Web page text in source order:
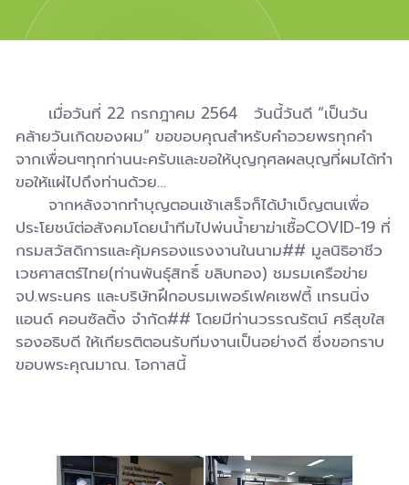
เมื่อวันที่ 22 กรกฎาคม 2564 วันนี้วันดี “เป็นวัน
คล้ายวันเกิดของผม” ขอขอบคุณสำหรับคำอวยพรทุกคำ
จากเพื่อนๆทุกท่านนะครับและขอให้บุญกุศลผลบุญที่ผมได้ทำ
ขอให้แผ่ไปถึงท่านด้วย…
จากหลังจากทำบุญตอนเช้าเสร็จก็ได้บำเบ็ญตนเพื่อ
ประโยชน์ต่อสังคมโดยนำทีมไปพ่นน้ำยาฆ่าเชื้อCOVID-19 ที่
กรมสวัสดิการและคุ้มครองแรงงานในนาม## มูลนิธิอาชีว
เวชศาสตร์ไทย(ท่านพันธุ์สิทธิ์ ขลิบทอง) ชมรมเครือข่าย
จป.พระนคร และบริษัทฝึกอบรมเพอร์เฟคเซฟตี้ เทรนนิ่ง
แอนด์ คอนซัลติ้ง จำกัด## โดยมีท่านวรรณรัตน์ ศรีสุขใส
รองอธิบดี ให้เกียรติตอนรับทีมงานเป็นอย่างดี ซึ่งขอกราบ
ขอบพระคุณมาณ. โอกาสนี้